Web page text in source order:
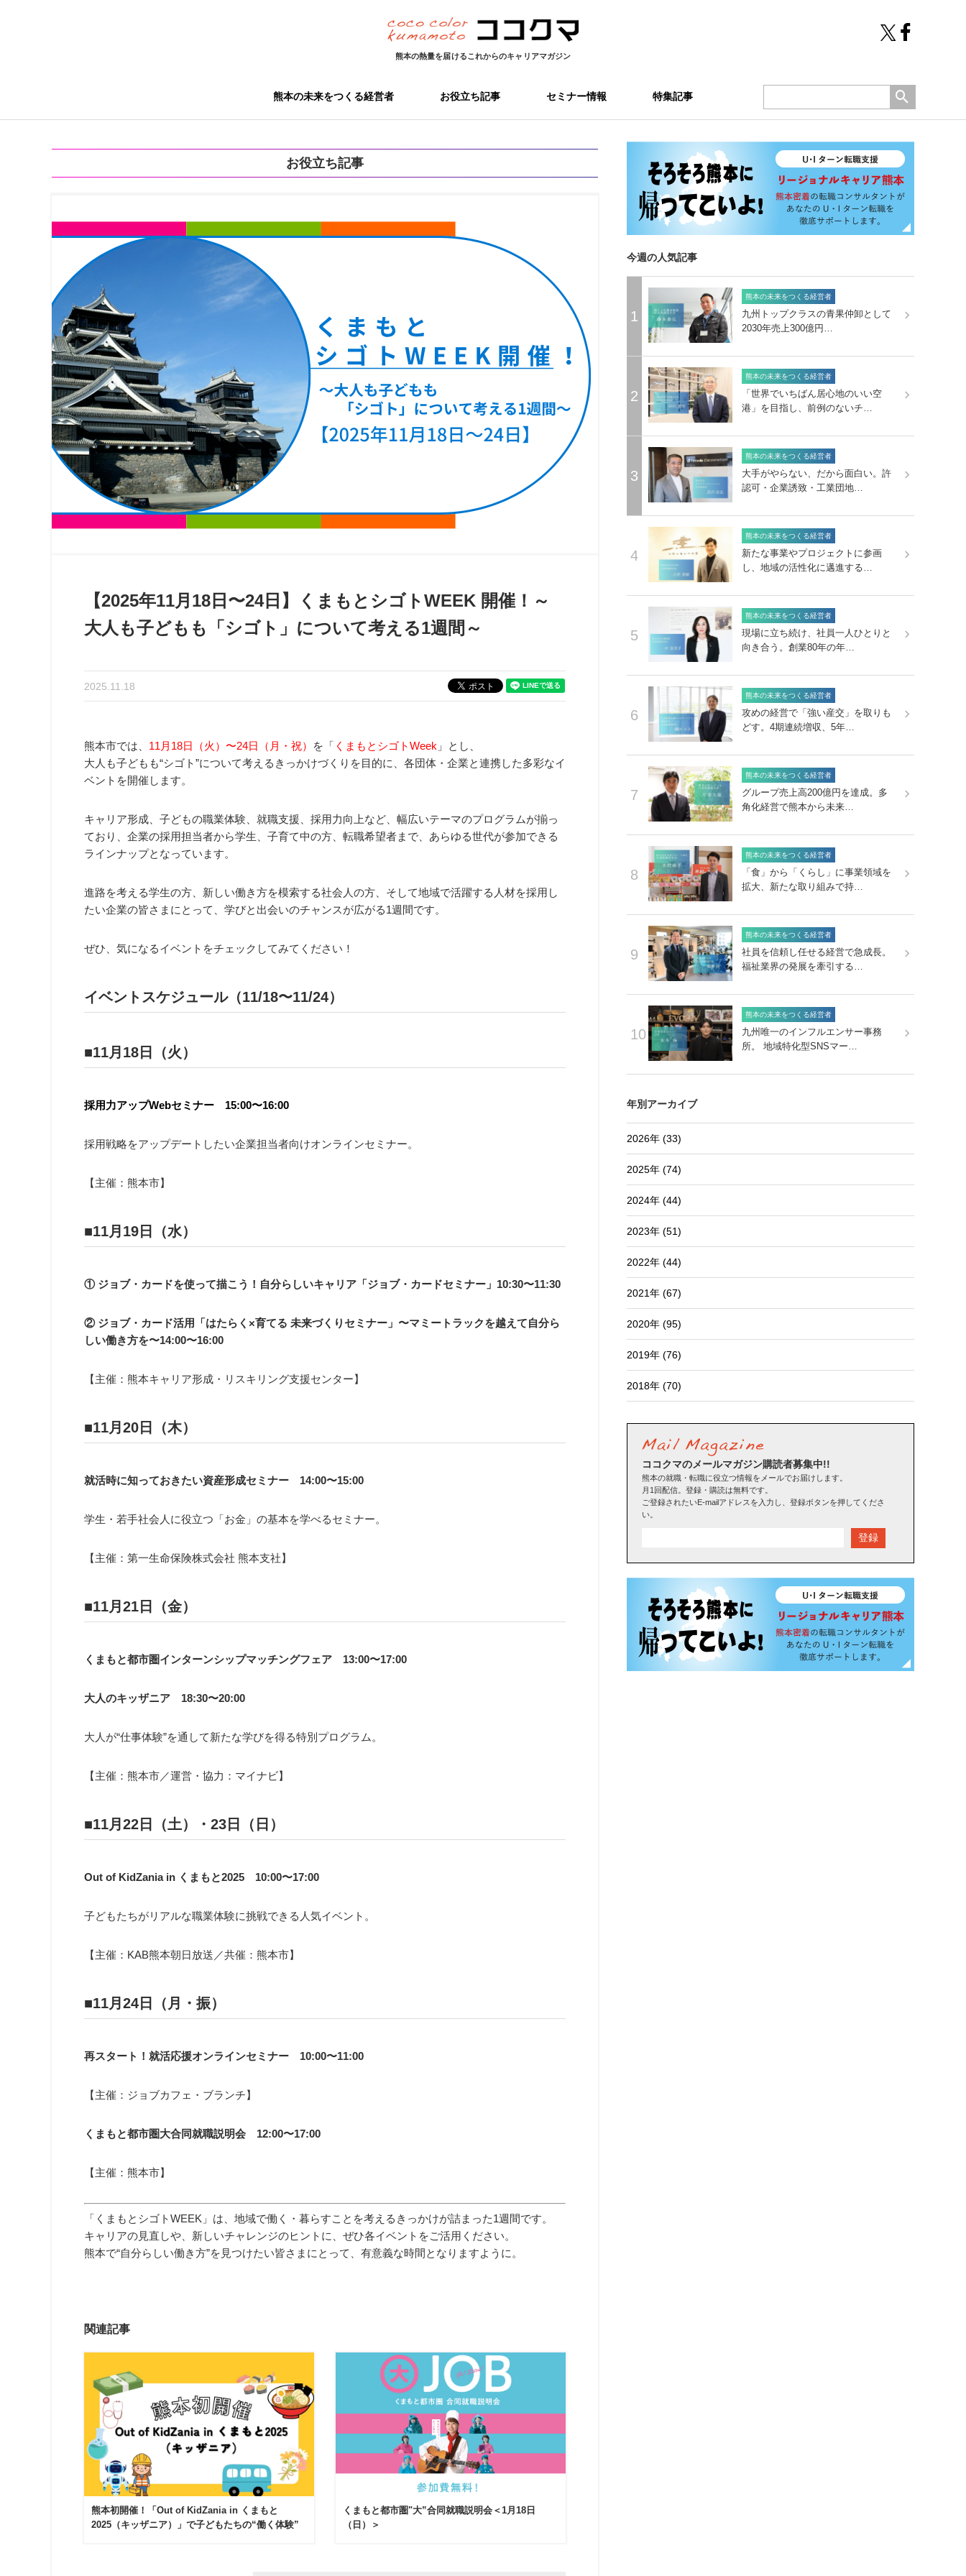
熊本の熱量を届けるこれからのキャリアマガジン
熊本の未来をつくる経営者 お役立ち記事 セミナー情報 特集記事
お役立ち記事
【2025年11月18日〜24日】くまもとシゴトWEEK 開催！～
大人も子どもも「シゴト」について考える1週間～
2025.11.18
熊本市では、 11月18日（火）〜24日（月・祝） を「 くまもとシゴトWeek 」とし、
大人も子どもも“シゴト”について考えるきっかけづくりを目的に、各団体・企業と連携した多彩なイ
ベントを開催します。
キャリア形成、子どもの職業体験、就職支援、採用力向上など、幅広いテーマのプログラムが揃っ
ており、企業の採用担当者から学生、子育て中の方、転職希望者まで、あらゆる世代が参加できる
ラインナップとなっています。
進路を考える学生の方、新しい働き方を模索する社会人の方、そして地域で活躍する人材を採用し
たい企業の皆さまにとって、学びと出会いのチャンスが広がる1週間です。
ぜひ、気になるイベントをチェックしてみてください！
イベントスケジュール（11/18〜11/24）
■11月18日（火）
採用力アップWebセミナー 15:00〜16:00
採用戦略をアップデートしたい企業担当者向けオンラインセミナー。
【主催：熊本市】
■11月19日（水）
① ジョブ・カードを使って描こう！自分らしいキャリア「ジョブ・カードセミナー」10:30〜11:30
② ジョブ・カード活用「はたらく×育てる 未来づくりセミナー」〜マミートラックを越えて自分ら
しい働き方を〜14:00〜16:00
【主催：熊本キャリア形成・リスキリング支援センター】
■11月20日（木）
就活時に知っておきたい資産形成セミナー 14:00〜15:00
学生・若手社会人に役立つ「お金」の基本を学べるセミナー。
【主催：第一生命保険株式会社 熊本支社】
■11月21日（金）
くまもと都市圏インターンシップマッチングフェア 13:00〜17:00
大人のキッザニア 18:30〜20:00
大人が“仕事体験”を通して新たな学びを得る特別プログラム。
【主催：熊本市／運営・協力：マイナビ】
■11月22日（土）・23日（日）
Out of KidZania in くまもと2025 10:00〜17:00
子どもたちがリアルな職業体験に挑戦できる人気イベント。
【主催：KAB熊本朝日放送／共催：熊本市】
■11月24日（月・振）
再スタート！就活応援オンラインセミナー 10:00〜11:00
【主催：ジョブカフェ・ブランチ】
くまもと都市圏大合同就職説明会 12:00〜17:00
【主催：熊本市】
「くまもとシゴトWEEK」は、地域で働く・暮らすことを考えるきっかけが詰まった1週間です。
キャリアの見直しや、新しいチャレンジのヒントに、ぜひ各イベントをご活用ください。
熊本で“自分らしい働き方”を見つけたい皆さまにとって、有意義な時間となりますように。
関連記事
熊本初開催！「Out of KidZania in くまもと
2025（キッザニア）」で子どもたちの“働く体験”
くまもと都市圏"大”合同就職説明会＜1月18日
（日）＞
今週の人気記事
1
熊本の未来をつくる経営者
九州トップクラスの青果仲卸として
2030年売上300億円…
2
熊本の未来をつくる経営者
「世界でいちばん居心地のいい空
港」を目指し、前例のないチ…
3
熊本の未来をつくる経営者
大手がやらない、だから面白い。許
認可・企業誘致・工業団地…
4
熊本の未来をつくる経営者
新たな事業やプロジェクトに参画
し、地域の活性化に邁進する…
5
熊本の未来をつくる経営者
現場に立ち続け、社員一人ひとりと
向き合う。創業80年の年…
6
熊本の未来をつくる経営者
攻めの経営で「強い産交」を取りも
どす。4期連続増収、5年…
7
熊本の未来をつくる経営者
グループ売上高200億円を達成。多
角化経営で熊本から未来…
8
熊本の未来をつくる経営者
「食」から「くらし」に事業領域を
拡大、新たな取り組みで持…
9
熊本の未来をつくる経営者
社員を信頼し任せる経営で急成長。
福祉業界の発展を牽引する…
10
熊本の未来をつくる経営者
九州唯一のインフルエンサー事務
所。 地域特化型SNSマー…
年別アーカイブ
2026年 (33)
2025年 (74)
2024年 (44)
2023年 (51)
2022年 (44)
2021年 (67)
2020年 (95)
2019年 (76)
2018年 (70)
ココクマのメールマガジン購読者募集中!!
熊本の就職・転職に役立つ情報をメールでお届けします。
月1回配信。登録・購読は無料です。
ご登録されたいE-mailアドレスを入力し、登録ボタンを押してくださ
い。
登録